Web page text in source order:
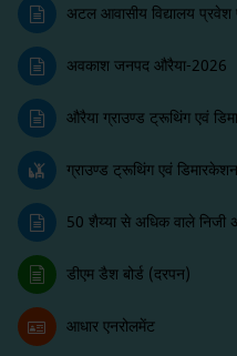
अटल आवासीय विद्यालय प्रवेश
अवकाश जनपद औरैया-2026
औरैया ग्राउण्ड ट्रूथिंग एवं
ग्राउण्ड ट्रूथिंग एवं
50 शैय्या से अधिक वाले निजी
डीएम डैश बोर्ड (दरपन)
आधार एनरोलमेंट